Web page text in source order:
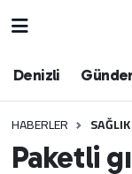
Denizli
HABERLER SAĞLIK
Paketli
Denizli
Ekonomi
Hava
Trafik Durumu
Puan